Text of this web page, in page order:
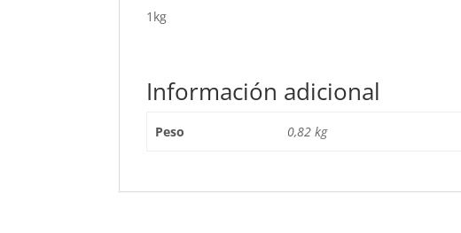
1kg
Información adicional
Peso 0,82 kg